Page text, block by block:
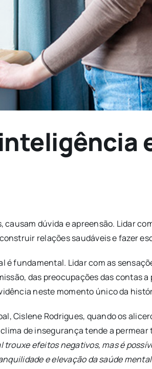
dúvida e apreensão. Lidar
relações saudáveis e fazer
é fundamental. Lidar com as
das preocupações das contas
neste momento único da
Cislene Rodrigues, quando os
de insegurança tende a
trouxe efeitos negativos, mas é
e elevação da saúde